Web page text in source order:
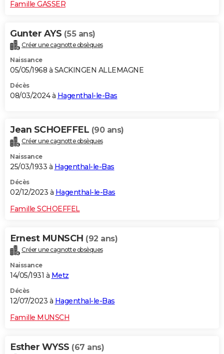
Famille GASSER
Gunter AYS (55 ans)
Créer une cagnotte obsèques
Naissance
05/05/1968 à SACKINGEN ALLEMAGNE
Décès
08/03/2024 à Hagenthal-le-Bas
Jean SCHOEFFEL (90 ans)
Créer une cagnotte obsèques
Naissance
25/03/1933 à Hagenthal-le-Bas
Décès
02/12/2023 à Hagenthal-le-Bas
Famille SCHOEFFEL
Ernest MUNSCH (92 ans)
Créer une cagnotte obsèques
Naissance
14/05/1931 à Metz
Décès
12/07/2023 à Hagenthal-le-Bas
Famille MUNSCH
Esther WYSS (67 ans)